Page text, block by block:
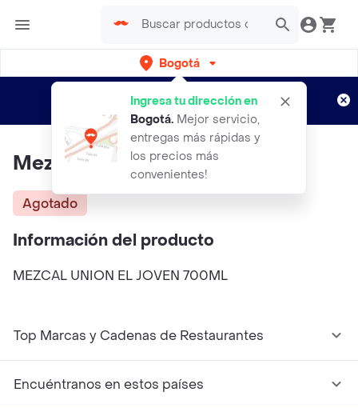
Bogotá
Ingresa tu dirección en
Bogotá. Mejor servicio,
entregas más rápidas y
los precios más
convenientes!
envíos gratis por semanas
Aplican TyC
Mezcal Unión El Joven 700Ml
Agotado
Información del producto
MEZCAL UNION EL JOVEN 700ML
Top Marcas y Cadenas de Restaurantes
Encuéntranos en estos países